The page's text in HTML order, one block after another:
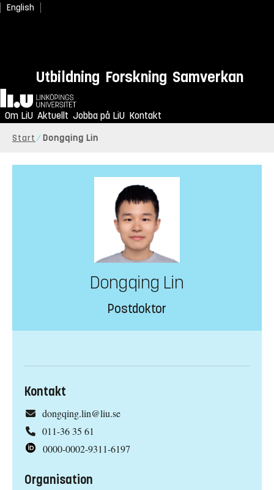
English
Utbildning Forskning Samverkan
Hem
Om LiU Aktuellt Jobba på LiU Kontakt
Start Dongqing Lin
Dongqing Lin
Postdoktor
Kontakt
dongqing.lin@liu.se
011-36 35 61
0000-0002-9311-6197
Organisation